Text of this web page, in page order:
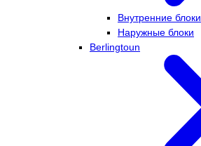
Внутренние блоки
Наружные блоки
Berlingtoun